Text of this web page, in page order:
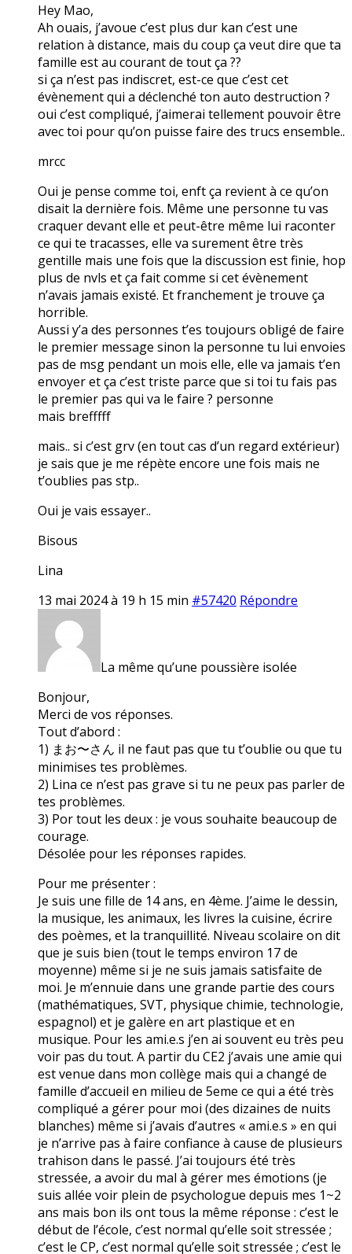
Hey Mao,
Ah ouais, j’avoue c’est plus dur kan c’est une
relation à distance, mais du coup ça veut dire que ta
famille est au courant de tout ça ??
si ça n’est pas indiscret, est-ce que c’est cet
évènement qui a déclenché ton auto destruction ?
oui c’est compliqué, j’aimerai tellement pouvoir être
avec toi pour qu’on puisse faire des trucs ensemble..
mrcc
Oui je pense comme toi, enft ça revient à ce qu’on
disait la dernière fois. Même une personne tu vas
craquer devant elle et peut-être même lui raconter
ce qui te tracasses, elle va surement être très
gentille mais une fois que la discussion est finie, hop
plus de nvls et ça fait comme si cet évènement
n’avais jamais existé. Et franchement je trouve ça
horrible.
Aussi y’a des personnes t’es toujours obligé de faire
le premier message sinon la personne tu lui envoies
pas de msg pendant un mois elle, elle va jamais t’en
envoyer et ça c’est triste parce que si toi tu fais pas
le premier pas qui va le faire ? personne
mais brefffff
mais.. si c’est grv (en tout cas d’un regard extérieur)
je sais que je me répète encore une fois mais ne
t’oublies pas stp..
Oui je vais essayer..
Bisous
Lina
13 mai 2024 à 19 h 15 min #57420 Répondre
La même qu’une poussière isolée
Bonjour,
Merci de vos réponses.
Tout d’abord :
1) まお〜さん il ne faut pas que tu t’oublie ou que tu
minimises tes problèmes.
2) Lina ce n’est pas grave si tu ne peux pas parler de
tes problèmes.
3) Por tout les deux : je vous souhaite beaucoup de
courage.
Désolée pour les réponses rapides.
Pour me présenter :
Je suis une fille de 14 ans, en 4ème. J’aime le dessin,
la musique, les animaux, les livres la cuisine, écrire
des poèmes, et la tranquillité. Niveau scolaire on dit
que je suis bien (tout le temps environ 17 de
moyenne) même si je ne suis jamais satisfaite de
moi. Je m’ennuie dans une grande partie des cours
(mathématiques, SVT, physique chimie, technologie,
espagnol) et je galère en art plastique et en
musique. Pour les ami.e.s j’en ai souvent eu très peu
voir pas du tout. A partir du CE2 j’avais une amie qui
est venue dans mon collège mais qui a changé de
famille d’accueil en milieu de 5eme ce qui a été très
compliqué a gérer pour moi (des dizaines de nuits
blanches) même si j’avais d’autres « ami.e.s » en qui
je n’arrive pas à faire confiance à cause de plusieurs
trahison dans le passé. J’ai toujours été très
stressée, a avoir du mal à gérer mes émotions (je
suis allée voir plein de psychologue depuis mes 1~2
ans mais bon ils ont tous la même réponse : c’est le
début de l’école, c’est normal qu’elle soit stressée ;
c’est le CP, c’est normal qu’elle soit stressée ; c’est le